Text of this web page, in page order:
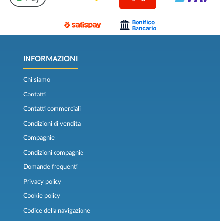
INFORMAZIONI
Chi siamo
Contatti
Contatti commerciali
Condizioni di vendita
Compagnie
Condizioni compagnie
Domande frequenti
Privacy policy
Cookie policy
Codice della navigazione